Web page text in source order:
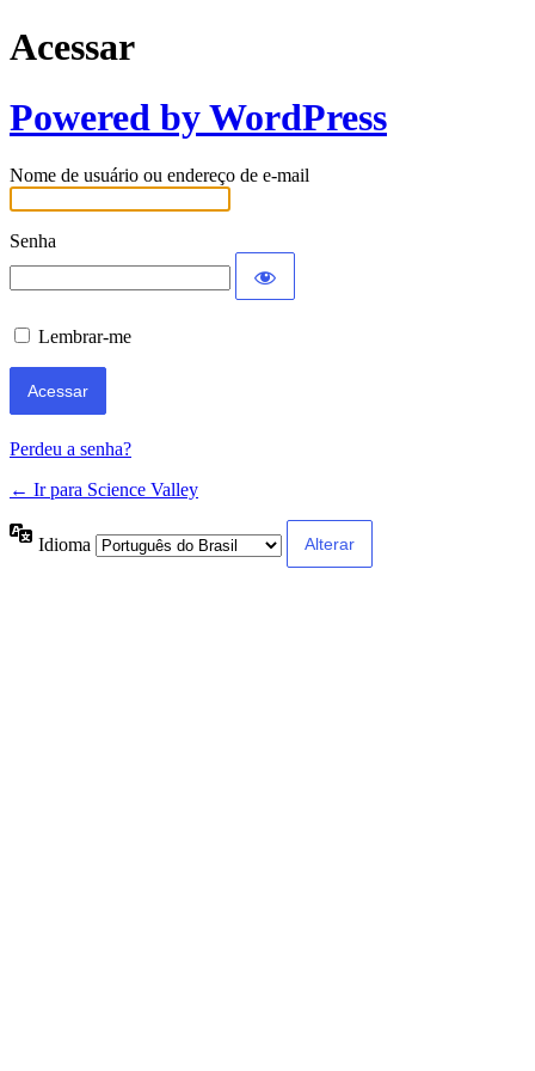
Acessar
Powered by WordPress
Nome de usuário ou endereço de e-mail
Senha
Lembrar-me
Perdeu a senha?
← Ir para Science Valley
Idioma